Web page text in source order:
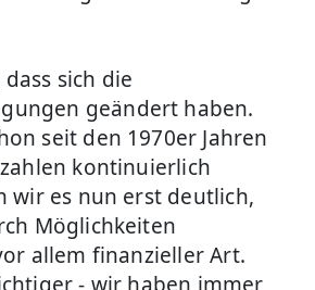
sich die
geändert haben.
seit den 1970er Jahren
kontinuierlich
wir es nun erst deutlich,
Möglichkeiten
allem finanzieller Art.